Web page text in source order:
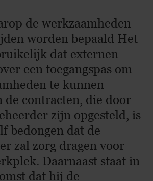
de werkzaamheden
worden bepaald Het
dat externen
een toegangspas om
te kunnen
de contracten, die door
zijn opgesteld, is
bedongen dat de
zal zorg dragen voor
Daarnaast staat in
dat hij de